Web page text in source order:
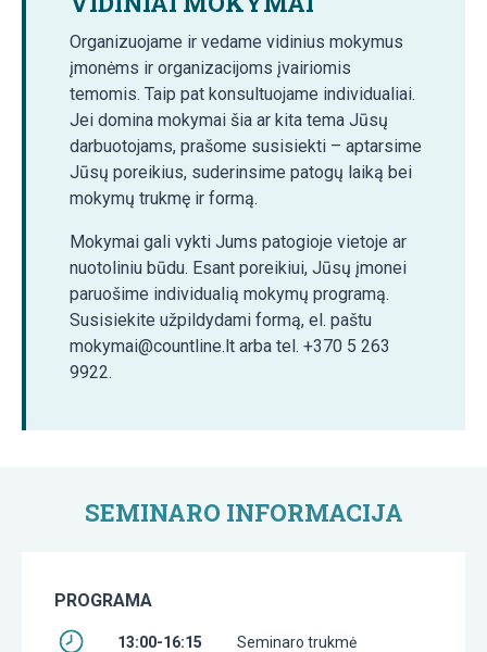
Organizuojame ir vedame vidinius mokymus
įmonėms ir organizacijoms įvairiomis
temomis. Taip pat konsultuojame individualiai.
Jei domina mokymai šia ar kita tema Jūsų
darbuotojams, prašome susisiekti – aptarsime
Jūsų poreikius, suderinsime patogų laiką bei
mokymų trukmę ir formą.
Mokymai gali vykti Jums patogioje vietoje ar
nuotoliniu būdu. Esant poreikiui, Jūsų įmonei
paruošime individualią mokymų programą.
Susisiekite užpildydami formą, el. paštu
mokymai@countline.lt arba tel. +370 5 263
9922.
SEMINARO INFORMACIJA
PROGRAMA
13:00-16:15 Seminaro trukmė